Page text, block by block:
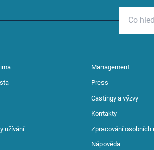
Management
Press
Castingy a výzvy
Kontakty
užívání Zpracování osobních
Nápověda